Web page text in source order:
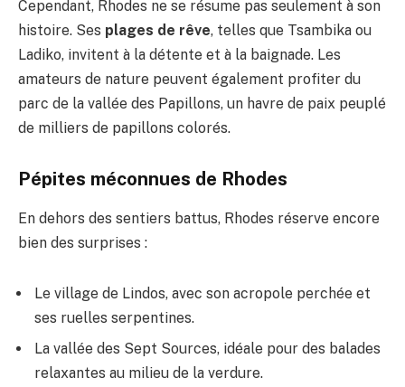
Cependant, Rhodes ne se résume pas seulement à son
histoire. Ses plages de rêve, telles que Tsambika ou
Ladiko, invitent à la détente et à la baignade. Les
amateurs de nature peuvent également profiter du
parc de la vallée des Papillons, un havre de paix peuplé
de milliers de papillons colorés.
Pépites méconnues de Rhodes
En dehors des sentiers battus, Rhodes réserve encore
bien des surprises :
Le village de Lindos, avec son acropole perchée et
ses ruelles serpentines.
La vallée des Sept Sources, idéale pour des balades
relaxantes au milieu de la verdure.